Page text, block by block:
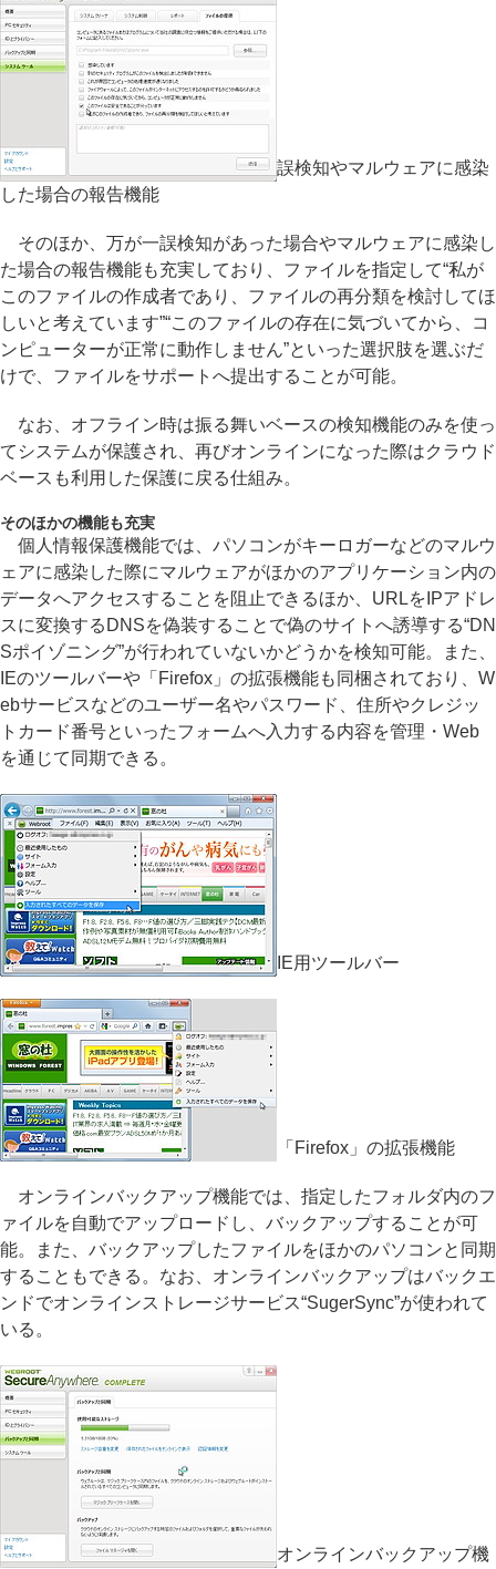
誤検知やマルウェアに感染
した場合の報告機能
そのほか、万が一誤検知があった場合やマルウェアに感染し
た場合の報告機能も充実しており、ファイルを指定して“私が
このファイルの作成者であり、ファイルの再分類を検討してほ
しいと考えています”“このファイルの存在に気づいてから、コ
ンピューターが正常に動作しません”といった選択肢を選ぶだ
けで、ファイルをサポートへ提出することが可能。
なお、オフライン時は振る舞いベースの検知機能のみを使っ
てシステムが保護され、再びオンラインになった際はクラウド
ベースも利用した保護に戻る仕組み。
そのほかの機能も充実
個人情報保護機能では、パソコンがキーロガーなどのマルウ
ェアに感染した際にマルウェアがほかのアプリケーション内の
データへアクセスすることを阻止できるほか、URLをIPアドレ
スに変換するDNSを偽装することで偽のサイトへ誘導する“DN
Sポイゾニング”が行われていないかどうかを検知可能。また、
IEのツールバーや「Firefox」の拡張機能も同梱されており、W
ebサービスなどのユーザー名やパスワード、住所やクレジッ
トカード番号といったフォームへ入力する内容を管理・Web
を通じて同期できる。
IE用ツールバー
「Firefox」の拡張機能
オンラインバックアップ機能では、指定したフォルダ内のフ
ァイルを自動でアップロードし、バックアップすることが可
能。また、バックアップしたファイルをほかのパソコンと同期
することもできる。なお、オンラインバックアップはバックエ
ンドでオンラインストレージサービス“SugerSync”が使われて
いる。
オンラインバックアップ機